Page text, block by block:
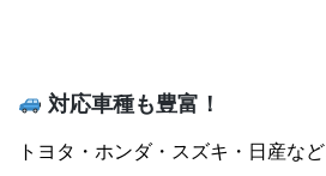
対応車種も豊富！
トヨタ・ホンダ・スズキ・日産など